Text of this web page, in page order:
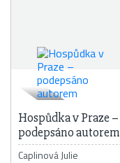
Hospůdka v Praze –
podepsáno autorem
Caplinová Julie